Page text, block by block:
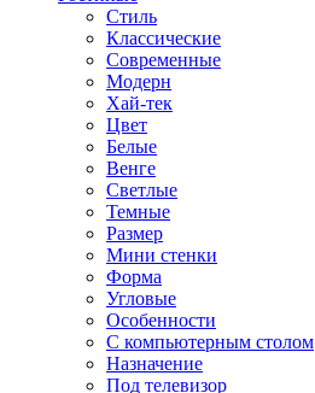
Стиль
Классические
Современные
Модерн
Хай-тек
Цвет
Белые
Венге
Светлые
Темные
Размер
Мини стенки
Форма
Угловые
Особенности
С компьютерным столом
Назначение
Под телевизор